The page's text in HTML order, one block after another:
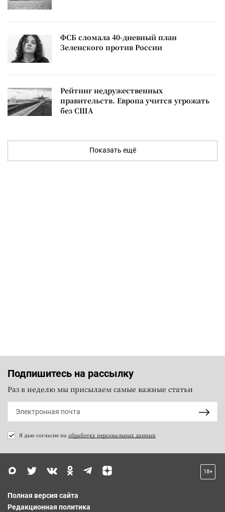
ФСБ сломала 40-дневный план
Зеленского против России
Рейтинг недружественных
правительств. Европа учится угрожать
без США
Показать ещё
Подпишитесь на рассылку
Раз в неделю мы присылаем самые важные статьи
Я даю согласие на обработку персональных данных
18+
Полная версия сайта
Редакционная политика